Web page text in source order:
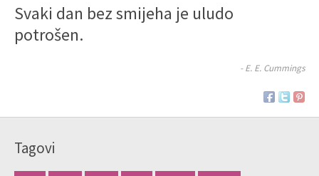
Svaki dan bez smijeha je uludo
potrošen.
- E. E. Cummings
Tagovi